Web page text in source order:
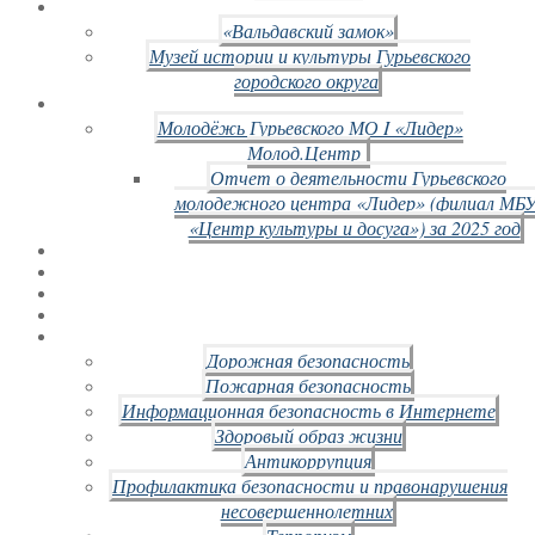
«Вальдавский замок»
Музей истории и культуры Гурьевского
городского округа
Молодёжь Гурьевского МО I «Лидер»
Молод.Центр
Отчет о деятельности Гурьевского
молодежного центра «Лидер» (филиал
«Центр культуры и досуга») за 2025 год
Дорожная безопасность
Пожарная безопасность
Информационная безопасность в Интернете
Здоровый образ жизни
Антикоррупция
Профилактика безопасности и правонарушения
несовершеннолетних